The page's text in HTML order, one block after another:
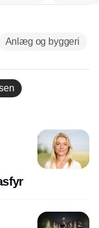
Anlæg og byggeri